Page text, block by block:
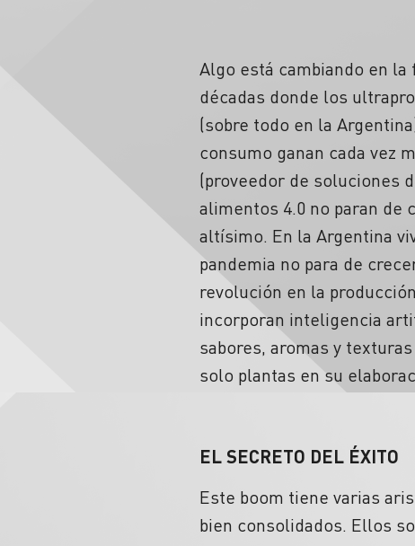
Algo está cambiando en
décadas donde los
(sobre todo en la
consumo ganan cada vez
(proveedor de soluciones
alimentos 4.0 no paran de
altísimo. En la Argentina
pandemia no para de
revolución en la
incorporan inteligencia
sabores, aromas y
solo plantas en su
EL SECRETO DEL ÉXITO
Este boom tiene varias
bien consolidados. Ellos